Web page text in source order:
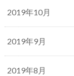
2019年10月
2019年9月
2019年8月